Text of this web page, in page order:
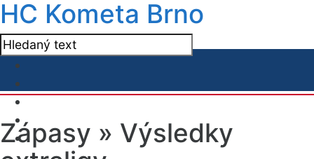
HC Kometa Brno
Zápasy » Výsledky